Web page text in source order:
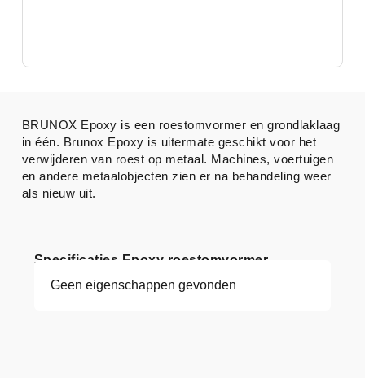
Specificaties Epoxy roestomvormer
Geen eigenschappen gevonden
BRUNOX Epoxy is een roestomvormer en grondlaklaag
in één. Brunox Epoxy is uitermate geschikt voor het
verwijderen van roest op metaal. Machines, voertuigen
en andere metaalobjecten zien er na behandeling weer
als nieuw uit.